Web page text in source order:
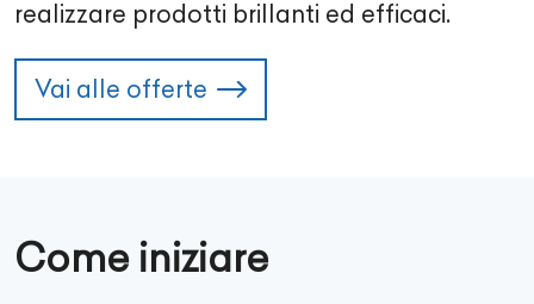
realizzare prodotti brillanti ed efficaci.
Vai alle offerte
Come iniziare